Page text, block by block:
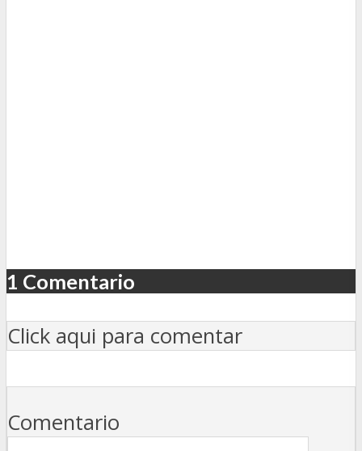
1 Comentario
Click aqui para comentar
Comentario